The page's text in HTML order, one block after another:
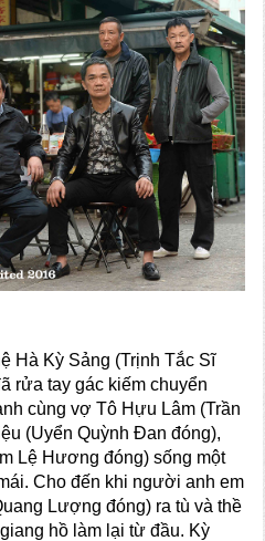
Hà Kỳ Sảng (Trịnh Tắc Sĩ
rửa tay gác kiếm chuyển
cùng vợ Tô Hựu Lâm (Trần
(Uyển Quỳnh Đan đóng),
Lệ Hương đóng) sống một
Cho đến khi người anh em
Lượng đóng) ra tù và thề
hồ làm lại từ đầu. Kỳ